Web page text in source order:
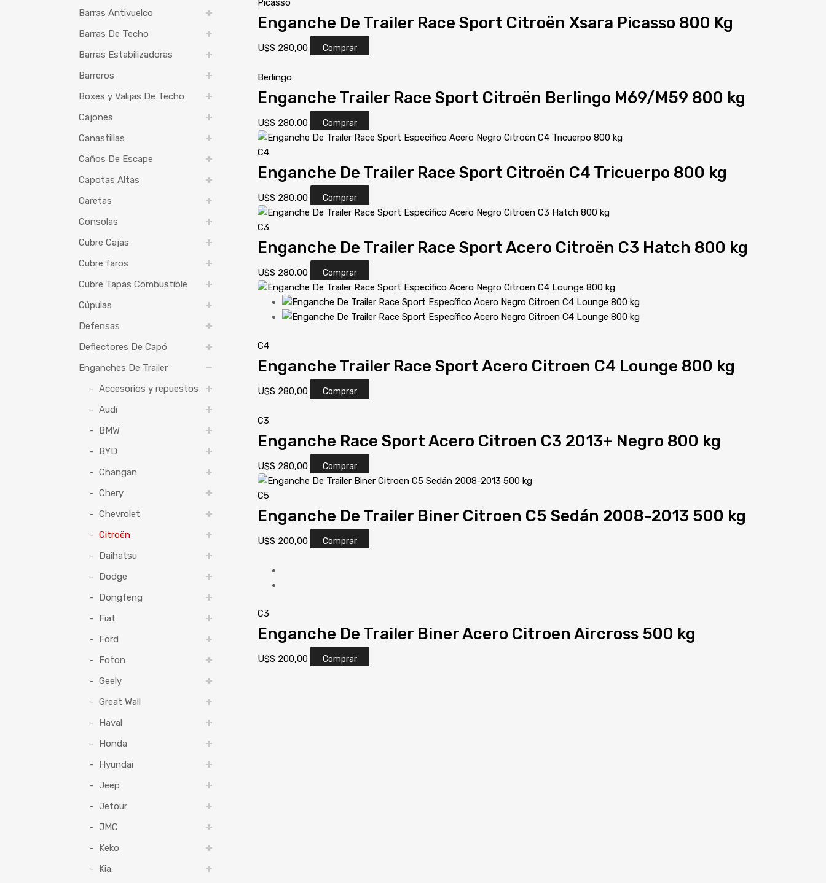
Picasso
Enganche De Trailer Race Sport Citroën Xsara Picasso 800 Kg
U$S 280,00 Comprar
Berlingo
Enganche Trailer Race Sport Citroën Berlingo M69/M59 800 kg
U$S 280,00 Comprar
C4
Enganche De Trailer Race Sport Citroën C4 Tricuerpo 800 kg
U$S 280,00 Comprar
C3
Enganche De Trailer Race Sport Acero Citroën C3 Hatch 800 kg
U$S 280,00 Comprar
C4
Enganche Trailer Race Sport Acero Citroen C4 Lounge 800 kg
U$S 280,00 Comprar
C3
Enganche Race Sport Acero Citroen C3 2013+ Negro 800 kg
U$S 280,00 Comprar
C5
Enganche De Trailer Biner Citroen C5 Sedán 2008-2013 500 kg
U$S 200,00 Comprar
C3
Enganche De Trailer Biner Acero Citroen Aircross 500 kg
U$S 200,00 Comprar
Barras Antivuelco
Barras De Techo
Barras Estabilizadoras
Barreros
Boxes y Valijas De Techo
Cajones
Canastillas
Caños De Escape
Capotas Altas
Caretas
Consolas
Cubre Cajas
Cubre faros
Cubre Tapas Combustible
Cúpulas
Defensas
Deflectores De Capó
Enganches De Trailer
Accesorios y repuestos
Audi
BMW
BYD
Changan
Chery
Chevrolet
Citroën
Daihatsu
Dodge
Dongfeng
Fiat
Ford
Foton
Geely
Great Wall
Haval
Honda
Hyundai
Jeep
Jetour
JMC
Keko
Kia